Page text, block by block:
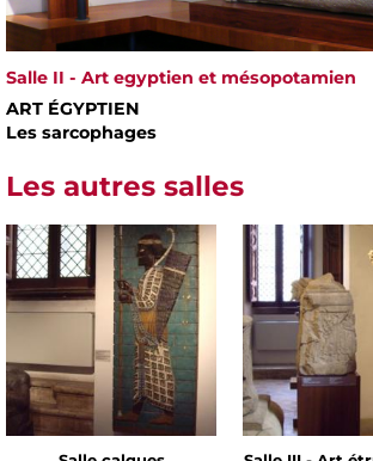
Salle II - Art egyptien et mésopotamien
ART ÉGYPTIEN
Les sarcophages
Les autres salles